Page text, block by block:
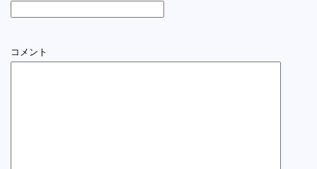
コメント